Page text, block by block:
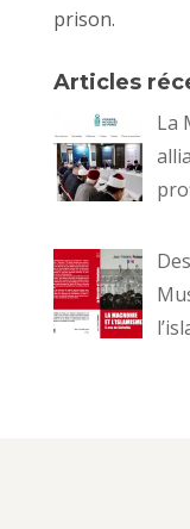
prison.
Articles
La